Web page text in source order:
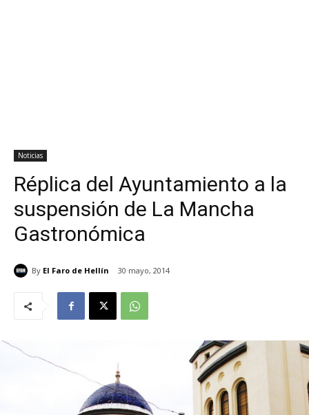
Noticias
Réplica del Ayuntamiento a la
suspensión de La Mancha
Gastronómica
By El Faro de Hellín 30 mayo, 2014